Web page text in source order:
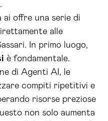
ai offre una serie di
alle
In primo luogo,
è fondamentale.
di Agenti AI, le
compiti ripetitivi e
risorse preziose
non solo aumenta